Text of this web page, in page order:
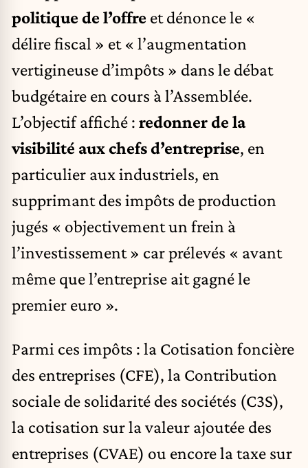
politique de l’offre et dénonce le «
délire fiscal » et « l’augmentation
vertigineuse d’impôts » dans le débat
budgétaire en cours à l’Assemblée.
L’objectif affiché : redonner de la
visibilité aux chefs d’entreprise, en
particulier aux industriels, en
supprimant des impôts de production
jugés « objectivement un frein à
l’investissement » car prélevés « avant
même que l’entreprise ait gagné le
premier euro ».
Parmi ces impôts : la Cotisation foncière
des entreprises (CFE), la Contribution
sociale de solidarité des sociétés (C3S),
la cotisation sur la valeur ajoutée des
entreprises (CVAE) ou encore la taxe sur